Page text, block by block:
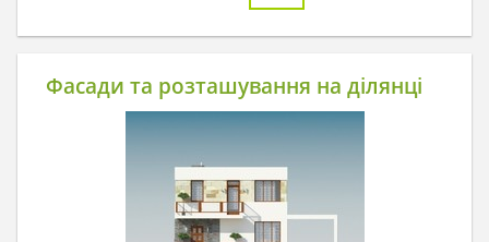
Фасади та розташування на ділянці